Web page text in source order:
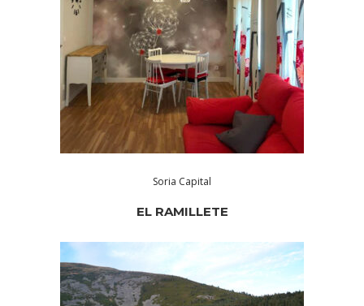
Soria Capital
EL RAMILLETE